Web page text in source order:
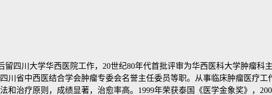
川大学华西医院工作，20世纪80年代首批评审为华西医科大学肿瘤科
川省中西医结合学会肿瘤专委会名誉主任委员等职。从事临床肿瘤医疗
治疗原则，成绩显著，治愈率高。1999年荣获泰国《医学金象奖》，